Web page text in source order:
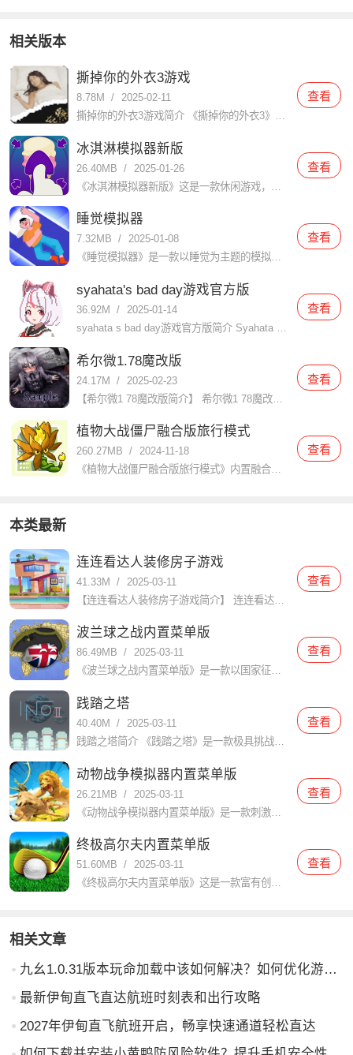
相关版本
撕掉你的外衣3游戏
8.78M / 2025-02-11
撕掉你的外衣3游戏简介 《撕掉你的外衣3》是一款充满创意和挑战的休闲益智游戏，以其独特的玩法和引人入胜的剧情吸引了大量玩家。在游戏中，玩家需要通过智慧和策略解开谜题，帮助角色逐步撕掉外衣，展现其真实魅
查看
冰淇淋模拟器新版
26.40MB /
2025-01-26
查看
睡觉模拟器
7.32MB / 2025-01-08
《睡觉模拟器》是一款以睡觉为主题的模拟游戏，玩家在游戏中扮演一个需要睡觉的人物，通过不同的操作模拟睡觉的过程。游戏中包含了丰富的场景和道具，玩家可以根据自己的喜好和需要选择不同的场景和道具，来达到更好
查看
syahata's bad day游戏官方版
36.92M /
2025-01-14
查看
希尔微1.78魔改版
24.17M /
2025-02-23
【希尔微1 78魔改版简介】 希尔微1 78魔改版是一款深受玩家喜爱的角色扮演类游戏，该版本在原作基础上进行了大量创新和优化，为玩家带来了更加丰富的游戏体验和更加精彩的剧情发展。玩家将扮演一名救助了受
查看
植物大战僵尸融合版旅行模式
260.27MB / 2024-11-18
《植物大战僵尸融合版旅行模式》内置融合玩法的旅行模式，旅行模式可以把不同地图进行完美的混合在一起，玩法体验过程让玩家能够面对各种的挑战进行对抗，操作体验感觉也会变得十分的有趣。让玩家可以在在这里感受焕
查看
本类最新
连连看达人装修房子游戏
41.33M /
2025-03-11
【连连看达人装修房子游戏简介】 连连看达人装修房子是一款结合了经典连连看玩法与家居装修元素的休闲益智游戏。玩家需要在限定时间内通过连接相同的图案来消除它们，每消除一对图案即可获得装修材料和金币，用于装
查看
波兰球之战内置菜单版
86.49MB / 2025-03-11
《波兰球之战内置菜单版》是一款以国家征战和统一为核心的策略游戏，在游戏中，玩家扮演一位国家的领袖，通过建设城市、发展经济、招募军队和与其他国家进行外交、战争等手段，最终实现统一和国家崛起的目标。游戏以
查看
践踏之塔
40.40M / 2025-03-11
践踏之塔简介 《践踏之塔》是一款极具挑战性和趣味性的动作冒险游戏。玩家需要在不断攀登塔楼的过程中，克服各种障碍和敌人，体验到前所未有的紧张感和成就感。游戏以其独特的玩法和精美的画面吸引了大量玩家的关注
查看
动物战争模拟器内置菜单版
26.21MB /
2025-03-11
《动物战争模拟器内置菜单版》是一款刺激、有趣的模拟战略游戏，而且在这个游戏中，玩家将扮演不同类型的动物，与其他玩家进行战斗，争夺领地和资源。游戏以独特的图形和令人惊叹的音效为特色，为玩家带来一个逼真的
查看
终极高尔夫内置菜单版
51.60MB / 2025-03-11
《终极高尔夫内置菜单版》这是一款富有创意和刺激的高尔夫游戏，它提供了各种各样的关卡和挑战，玩家可以体验到真实的高尔夫对战和精彩的竞技体验。里面有真实的物理效果和更逼真的互动玩法，带给你极致的高尔夫体验
查看
相关文章
九幺1.0.31版本玩命加载中该如何解决？如何优化游戏体验？
最新伊甸直飞直达航班时刻表和出行攻略
2027年伊甸直飞航班开启，畅享快速通道轻松直达